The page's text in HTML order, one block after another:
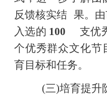
反馈核实结 果。
入选的 100 支优
个优秀群众文化节
育目标和任务。
(三)培育提升